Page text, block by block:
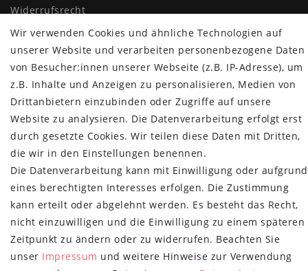
Widerrufs­recht
Vertrag widerrufen
MYPOPUPCLUB
Über uns
Retoure
Versand- und Zahlungsbedingungen
NEWSLETTER
E-MAIL **
Newsletter
Honig
Hiermit bestätige ich, dass ich dieDaten­schutz­erklärung gelesen habe.
Meine Einwilligung kann ich jederzeit widerrufen.**
Abonnieren
Wir verwenden Cookies und ähnliche Technologien auf
unserer Website und verarbeiten personenbezogene Daten
von Besucher:innen unserer Webseite (z.B. IP-Adresse), um
z.B. Inhalte und Anzeigen zu personalisieren, Medien von
Drittanbietern einzubinden oder Zugriffe auf unsere
Website zu analysieren. Die Datenverarbeitung erfolgt erst
durch gesetzte Cookies. Wir teilen diese Daten mit Dritten,
die wir in den Einstellungen benennen.
Die Datenverarbeitung kann mit Einwilligung oder aufgrund
eines berechtigten Interesses erfolgen. Die Zustimmung
kann erteilt oder abgelehnt werden. Es besteht das Recht,
nicht einzuwilligen und die Einwilligung zu einem späteren
Zeitpunkt zu ändern oder zu widerrufen. Beachten Sie
unser Impressum und weitere Hinweise zur Verwendung